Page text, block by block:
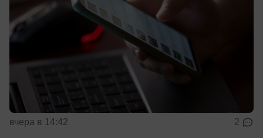
вчера в 14:42 2